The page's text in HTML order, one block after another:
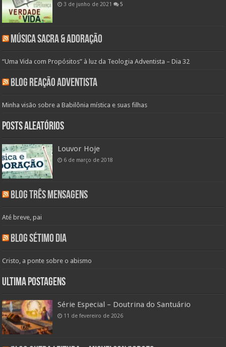
3 de junho de 2021 5
Música Sacra & Adoração
“Uma Vida com Propósitos” à luz da Teologia Adventista – Dia 32
Blog Reação Adventista
Minha visão sobre a Babilônia mística e suas filhas
Posts aleatórios
Louvor Hoje
6 de março de 2018
Blog Três Mensagens
Até breve, pai
Blog Sétimo Dia
Cristo, a ponte sobre o abismo
Ultima Postagens
Série Especial – Doutrina do Santuário
11 de fevereiro de 2026